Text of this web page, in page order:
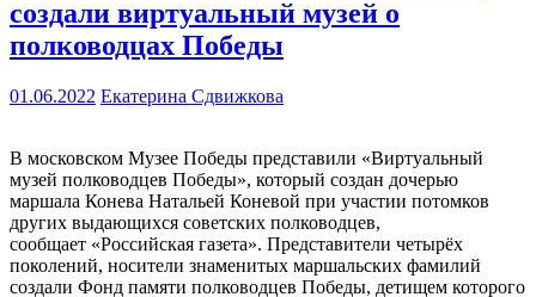
создали виртуальный музей о
полководцах Победы
01.06.2022 Екатерина Сдвижкова
В московском Музее Победы представили «Виртуальный
музей полководцев Победы», который создан дочерью
маршала Конева Натальей Коневой при участии потомков
других выдающихся советских полководцев,
сообщает «Российская газета». Представители четырёх
поколений, носители знаменитых маршальских фамилий
создали Фонд памяти полководцев Победы, детищем которого